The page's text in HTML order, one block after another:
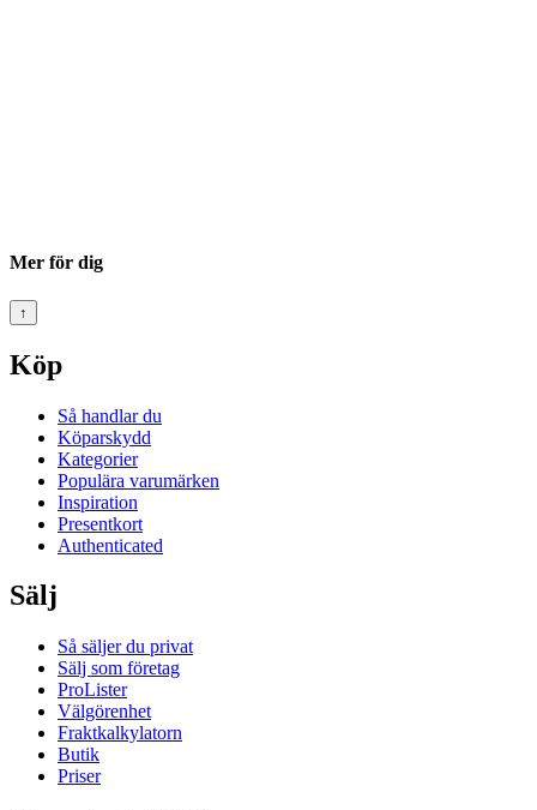
Mer för dig
↑
Köp
Så handlar du
Köparskydd
Kategorier
Populära varumärken
Inspiration
Presentkort
Authenticated
Sälj
Så säljer du privat
Sälj som företag
ProLister
Välgörenhet
Fraktkalkylatorn
Butik
Priser